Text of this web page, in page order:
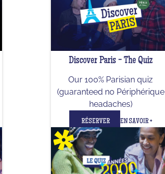
Discover Paris - The Quiz
Our 100% Parisian quiz
(guaranteed no Périphérique
headaches)
RÉSERVER EN SAVOIR +